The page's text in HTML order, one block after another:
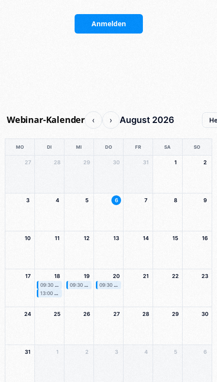
Anmelden
Webinar-Kalender ‹ › August 2026
MO DI MI DO FR SA SO
27 28 29 30 31 1 2
3 4 5 6 7 8 9
10 11 12 13 14 15 16
17 18
09:30 Uhr
Grundschulung
13:00 Uhr
19
09:30 Uhr Tourenplanung
20
09:30 Uhr
21 22 23
24 25 26 27 28 29 30
31 1 2 3 4 5 6